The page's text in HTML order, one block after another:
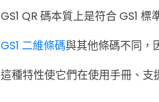
GS1 QR 碼本質上是符合 GS1 標
GS1 二維條碼與其他條碼不同，
這種特性使它們在使用手冊、支